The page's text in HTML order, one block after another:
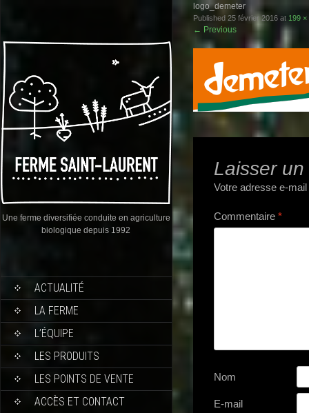
Une ferme diversifiée conduite en agriculture
biologique depuis 1992
ACTUALITÉ
LA FERME
L’ÉQUIPE
LES PRODUITS
LES POINTS DE VENTE
ACCÈS ET CONTACT
logo_demeter
Published 25 février 2016 at 199 ×
← Previous
Laisser
Votre adresse e-
Commentaire *
Nom
E-mail